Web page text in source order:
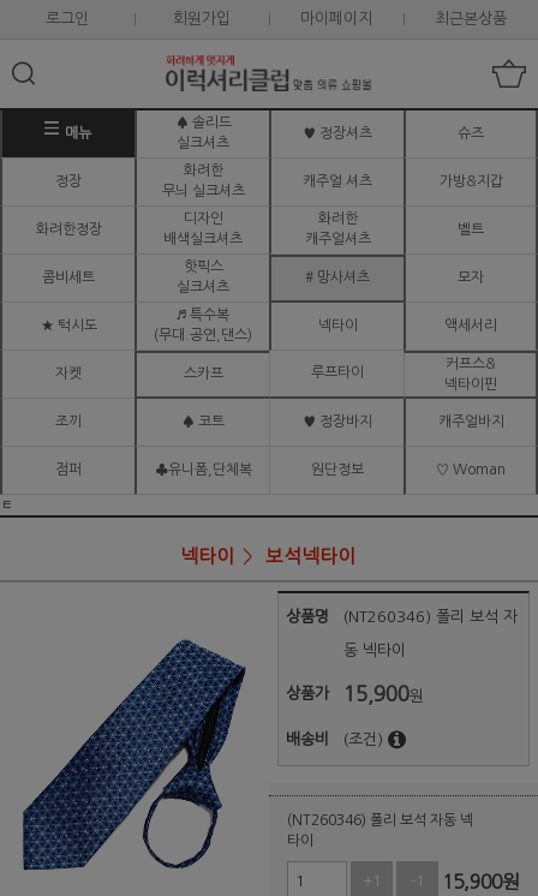
로그인 회원가입 마이페이지 최근본상품
메뉴
♠ 솔리드
실크셔츠
♥ 정장셔츠 슈즈
정장
화려한
무늬 실크셔츠
캐주얼 셔츠 가방&지갑
화려한정장
디자인
배색실크셔츠
화려한
캐주얼셔츠
벨트
콤비세트
핫픽스
실크셔츠
# 망사셔츠 모자
★ 턱시도
♬ 특수복
(무대.공연,댄스)
넥타이 액세서리
자켓 스카프 루프타이
커프스&
넥타이핀
조끼 ♠ 코트 ♥ 정장바지 캐주얼바지
점퍼 ♣유니폼,단체복 원단정보 ♡ Woman
ㅌ
넥타이 보석넥타이
상품명 (NT260346) 폴리 보석 자
동 넥타이
상품가 15,900원
배송비 (조건)
(NT260346) 폴리 보석 자동 넥
타이
+1 -1 15,900원